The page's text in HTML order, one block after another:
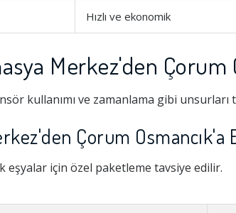
Hızlı ve ekonomik
Merkez'den Çorum
kullanımı ve zamanlama gibi unsurları
Çorum Osmancık'a
eşyalar için özel paketleme tavsiye edilir.